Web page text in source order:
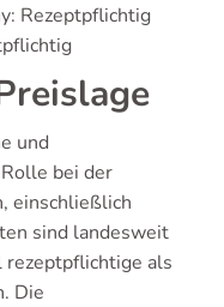
Rezeptpflichtig
und
bei der
einschließlich
sind landesweit
als
Die